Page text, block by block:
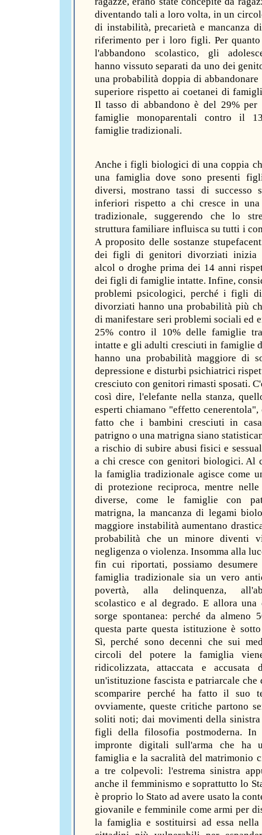
diventando tali a loro volta, in un
di instabilità, precarietà e mancanza
riferimento per i loro figli. Per quanto
l'abbandono scolastico, gli
hanno vissuto separati da uno dei
una probabilità doppia di abbandonare
superiore rispetto ai coetanei di
Il tasso di abbandono è del 29%
famiglie monoparentali contro il
famiglie tradizionali.
Anche i figli biologici di una coppia
una famiglia dove sono presenti
diversi, mostrano tassi di successo
inferiori rispetto a chi cresce in
tradizionale, suggerendo che lo
struttura familiare influisca su tutti i
A proposito delle sostanze
dei figli di genitori divorziati inizia
alcol o droghe prima dei 14 anni
dei figli di famiglie intatte. Infine,
problemi psicologici, perché i figli
divorziati hanno una probabilità più
di manifestare seri problemi sociali ed
25% contro il 10% delle famiglie
intatte e gli adulti cresciuti in famiglie
hanno una probabilità maggiore di
depressione e disturbi psichiatrici
cresciuto con genitori rimasti sposati.
così dire, l'elefante nella stanza,
esperti chiamano "effetto
fatto che i bambini cresciuti in
patrigno o una matrigna siano
a rischio di subire abusi fisici e
a chi cresce con genitori biologici. Al
la famiglia tradizionale agisce come
di protezione reciproca, mentre nelle
diverse, come le famiglie con
matrigna, la mancanza di legami
maggiore instabilità aumentano
probabilità che un minore diventi
negligenza o violenza. Insomma alla
fin cui riportati, possiamo
famiglia tradizionale sia un vero
povertà, alla delinquenza,
scolastico e al degrado. E allora una
sorge spontanea: perché da almeno
questa parte questa istituzione è
Sì, perché sono decenni che sui
circoli del potere la famiglia
ridicolizzata, attaccata e accusata
un'istituzione fascista e patriarcale che
scomparire perché ha fatto il suo
ovviamente, queste critiche partono
soliti noti; dai movimenti della sinistra
figli della filosofia postmoderna. In
impronte digitali sull'arma che ha
famiglia e la sacralità del matrimonio
a tre colpevoli: l'estrema sinistra
anche il femminismo e soprattutto lo
è proprio lo Stato ad avere usato la
giovanile e femminile come armi per
la famiglia e sostituirsi ad essa